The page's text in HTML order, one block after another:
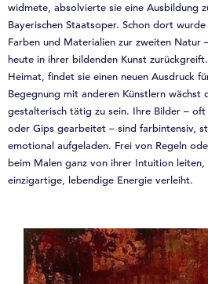
widmete, absolvierte sie eine Ausbildung
Bayerischen Staatsoper. Schon dort
Farben und Materialien zur zweiten Natur
heute in ihrer bildenden Kunst
Heimat, findet sie einen neuen Ausdruck
Begegnung mit anderen Künstlern wächst
gestalterisch tätig zu sein. Ihre Bilder –
oder Gips gearbeitet – sind farbintensiv,
emotional aufgeladen. Frei von Regeln
beim Malen ganz von ihrer Intuition leiten,
einzigartige, lebendige Energie verleiht.